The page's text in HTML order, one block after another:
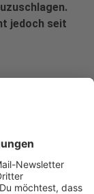
jedoch seit
zieht
Am 15. und